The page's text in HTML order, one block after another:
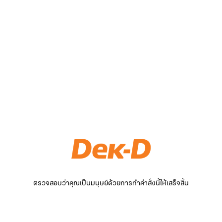
ตรวจสอบว่าคุณเป็นมนุษย์ด้วยการทำคำสั่งนี้ให้เสร็จสิ้น